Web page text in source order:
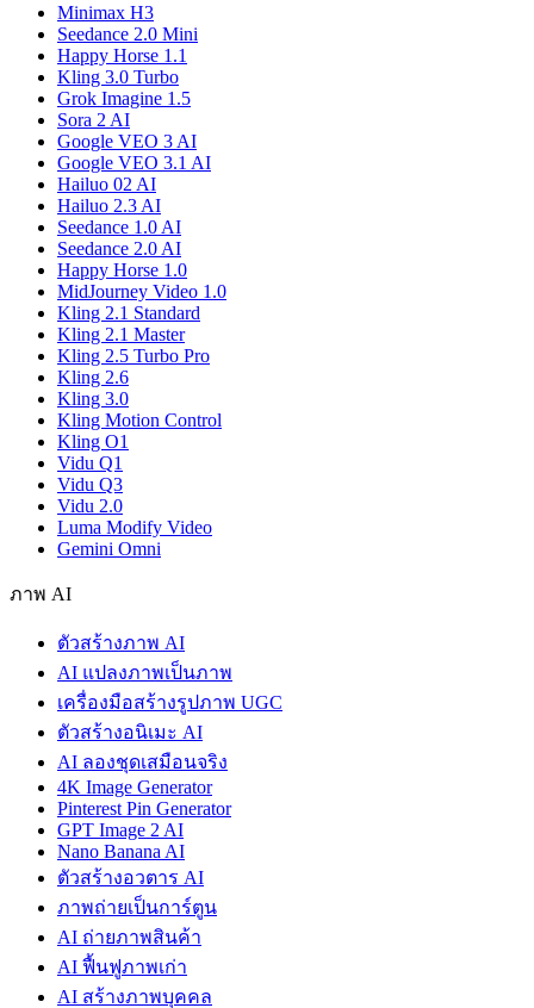
Minimax H3
Seedance 2.0 Mini
Happy Horse 1.1
Kling 3.0 Turbo
Grok Imagine 1.5
Sora 2 AI
Google VEO 3 AI
Google VEO 3.1 AI
Hailuo 02 AI
Hailuo 2.3 AI
Seedance 1.0 AI
Seedance 2.0 AI
Happy Horse 1.0
MidJourney Video 1.0
Kling 2.1 Standard
Kling 2.1 Master
Kling 2.5 Turbo Pro
Kling 2.6
Kling 3.0
Kling Motion Control
Kling O1
Vidu Q1
Vidu Q3
Vidu 2.0
Luma Modify Video
Gemini Omni
ภาพ AI
ตัวสร้างภาพ AI
AI แปลงภาพเป็นภาพ
เครื่องมือสร้างรูปภาพ UGC
ตัวสร้างอนิเมะ AI
AI ลองชุดเสมือนจริง
4K Image Generator
Pinterest Pin Generator
GPT Image 2 AI
Nano Banana AI
ตัวสร้างอวตาร AI
ภาพถ่ายเป็นการ์ตูน
AI ถ่ายภาพสินค้า
AI ฟื้นฟูภาพเก่า
AI สร้างภาพบุคคล